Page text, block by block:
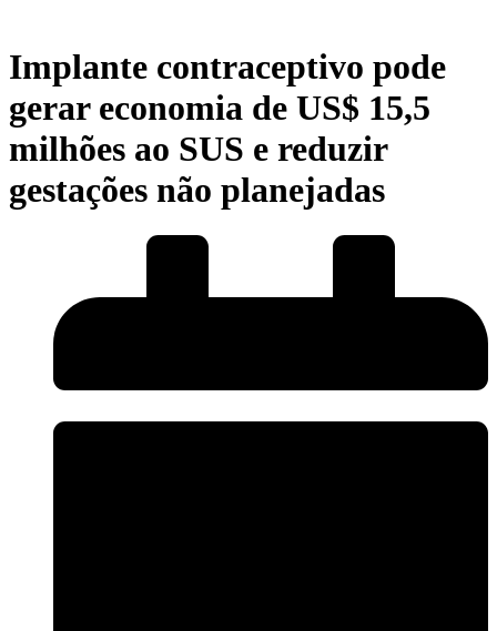
Implante contraceptivo pode
gerar economia de US$ 15,5
milhões ao SUS e reduzir
gestações não planejadas